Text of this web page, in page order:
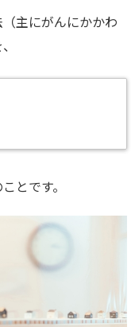
主にがんにかかわ
とです。